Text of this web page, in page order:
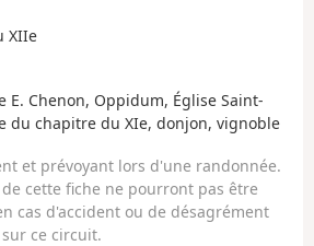
XIIe
E. Chenon, Oppidum, Église Saint-
du chapitre du XIe, donjon, vignoble
et prévoyant lors d'une randonnée.
cette fiche ne pourront pas être
cas d'accident ou de désagrément
ce circuit.